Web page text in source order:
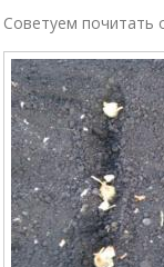
Советуем почитать